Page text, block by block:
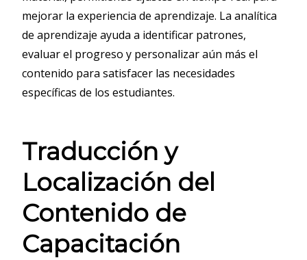
mejorar la experiencia de aprendizaje. La analítica
de aprendizaje ayuda a identificar patrones,
evaluar el progreso y personalizar aún más el
contenido para satisfacer las necesidades
específicas de los estudiantes.
Traducción y
Localización del
Contenido de
Capacitación